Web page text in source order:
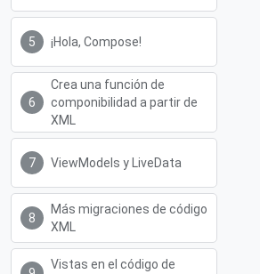
¡Hola, Compose!
Crea una función de
componibilidad a partir de
XML
ViewModels y LiveData
Más migraciones de código
XML
Vistas en el código de